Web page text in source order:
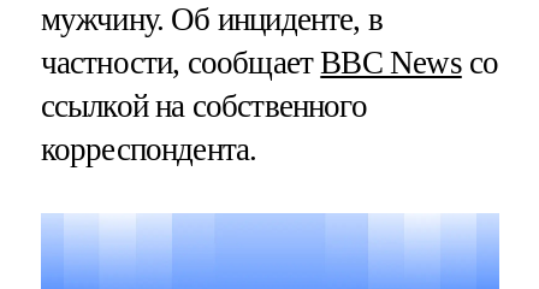
мужчину. Об инциденте, в
частности, сообщаетBBC Newsсо
ссылкой на собственного
корреспондента.